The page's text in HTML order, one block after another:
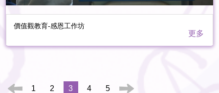
價值觀教育-感恩工作坊
更多
1 2 3 4 5